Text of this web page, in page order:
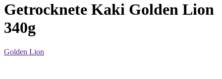
Getrocknete Kaki Golden Lion
340g
Golden Lion